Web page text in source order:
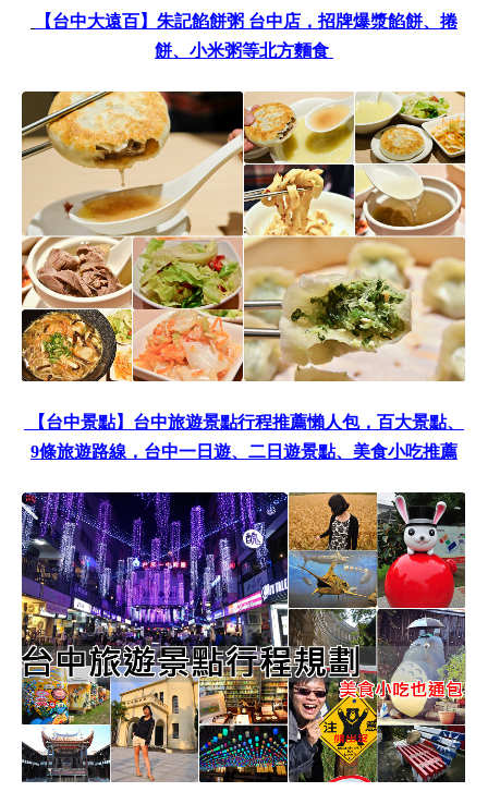
【台中大遠百】朱記餡餅粥 台中店，招牌爆漿餡餅、捲
餅、小米粥等北方麵食
【台中景點】台中旅遊景點行程推薦懶人包，百大景點、
9條旅遊路線，台中一日遊、二日遊景點、美食小吃推薦